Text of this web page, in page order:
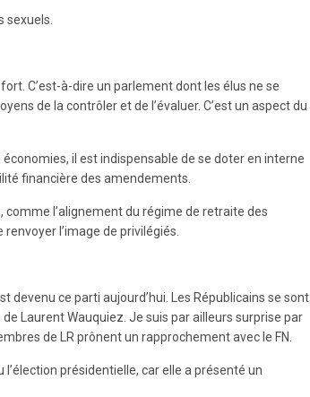
sexuels.
C’est-à-dire un parlement dont les élus ne se
de la contrôler et de l’évaluer. C’est un aspect du
il est indispensable de se doter en interne
financière des amendements.
comme l’alignement du régime de retraite des
l’image de privilégiés.
devenu ce parti aujourd’hui. Les Républicains se sont
Laurent Wauquiez. Je suis par ailleurs surprise par
de LR prônent un rapprochement avec le FN.
présidentielle, car elle a présenté un